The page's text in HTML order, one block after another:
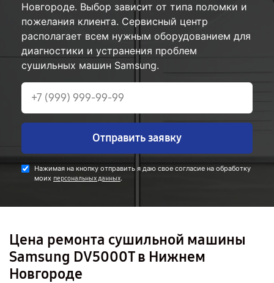
Новгороде. Выбор зависит от типа поломки и
пожелания клиента. Сервисный центр
располагает всем нужным оборудованием для
диагностики и устранения проблем
сушильных машин Samsung.
Отправить заявку
Нажимая на кнопку отправить я даю свое согласие на обработку
моих персональных данных.
Цена ремонта сушильной машины
Samsung DV5000T в Нижнем
Новгороде